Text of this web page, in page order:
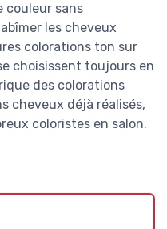
couleur sans
les cheveux
colorations ton sur
choisissent toujours en
des colorations
cheveux déjà réalisés,
coloristes en salon.